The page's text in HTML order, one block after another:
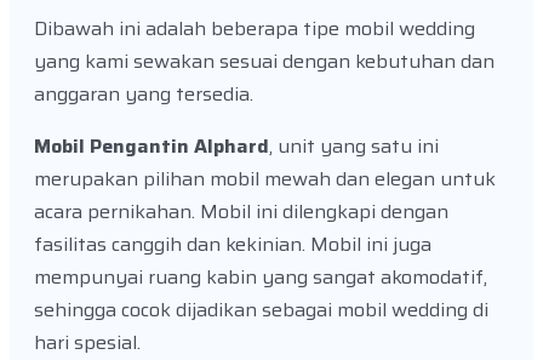
Dibawah ini adalah beberapa tipe mobil wedding
yang kami sewakan sesuai dengan kebutuhan dan
anggaran yang tersedia.
Mobil Pengantin Alphard, unit yang satu ini
merupakan pilihan mobil mewah dan elegan untuk
acara pernikahan. Mobil ini dilengkapi dengan
fasilitas canggih dan kekinian. Mobil ini juga
mempunyai ruang kabin yang sangat akomodatif,
sehingga cocok dijadikan sebagai mobil wedding di
hari spesial.